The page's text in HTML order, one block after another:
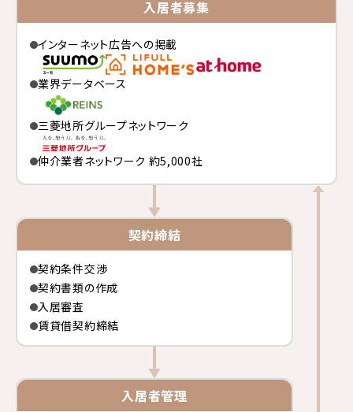
入居者募集
インターネット広告への掲載
業界データベース
三菱地所グループネットワーク
仲介業者ネットワーク 約5,000社
契約締結
契約条件交渉
契約書類の作成
入居審査
賃貸借契約締結
入居者管理